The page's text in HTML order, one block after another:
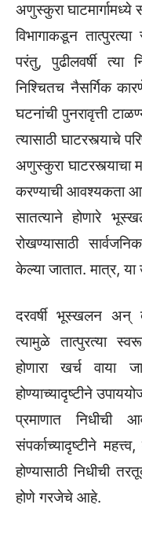
अणुस्कुरा घाटमार्गामध्ये
विभागाकडून
परंतु, पुढीलवर्षी त्या
निश्चितच नैसर्गिक
घटनांची पुनरावृत्ती
त्यासाठी घाटरस्त्याचे
अणुस्कुरा घाटरस्त्याचा
करण्याची आवश्यकता
सातत्याने होणारे
रोखण्यासाठी
केल्या जातात. मात्र, या
दरवर्षी भूस्खलन अन्
त्यामुळे तात्पुरत्या
होणारा खर्च वाया
होण्याच्यादृष्टीने
प्रमाणात निधीची
संपर्काच्यादृष्टीने महत्त्व,
होण्यासाठी निधीची
होणे गरजेचे आहे.